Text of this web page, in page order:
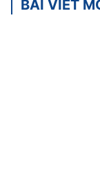
BÀI VIẾT